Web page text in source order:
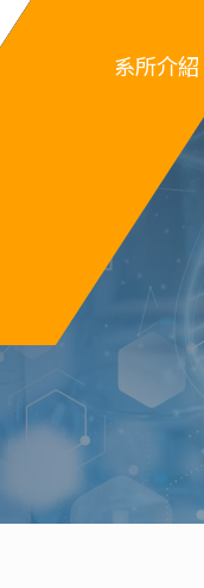
系所介紹
簡介
系徽
行政組織
歷屆系主任
歷屆系傑出校
單